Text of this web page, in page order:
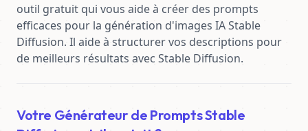
outil gratuit qui vous aide à créer des prompts
efficaces pour la génération d'images IA Stable
Diffusion. Il aide à structurer vos descriptions pour
de meilleurs résultats avec Stable Diffusion.
Votre Générateur de Prompts Stable